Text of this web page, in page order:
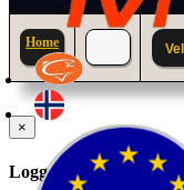
Home
×
Logg inn til din konto.